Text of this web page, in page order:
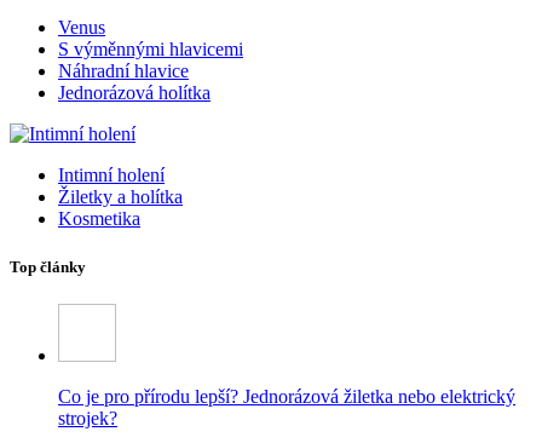
Venus
S výměnnými hlavicemi
Náhradní hlavice
Jednorázová holítka
Intimní holení
Žiletky a holítka
Kosmetika
Top články
Co je pro přírodu lepší? Jednorázová žiletka nebo elektrický
strojek?